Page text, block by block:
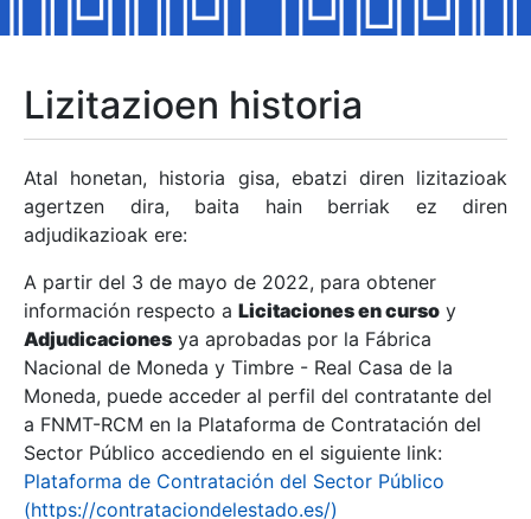
Erakutsi/Ezkutatu
Erakutsi/Ezkutatu
Erakutsi/Ezkutatu
Erakutsi/Ezkutatu
Erakutsi/Ezkutatu
Lizitazioen historia
Atal honetan, historia gisa, ebatzi diren lizitazioak
agertzen dira, baita hain berriak ez diren
adjudikazioak ere:
A partir del 3 de mayo de 2022, para obtener
información respecto a Licitaciones en curso y
Adjudicaciones ya aprobadas por la Fábrica
Nacional de Moneda y Timbre - Real Casa de la
Moneda, puede acceder al perfil del contratante del
a FNMT-RCM en la Plataforma de Contratación del
Sector Público accediendo en el siguiente link:
Plataforma de Contratación del Sector Público
(https://contrataciondelestado.es/)